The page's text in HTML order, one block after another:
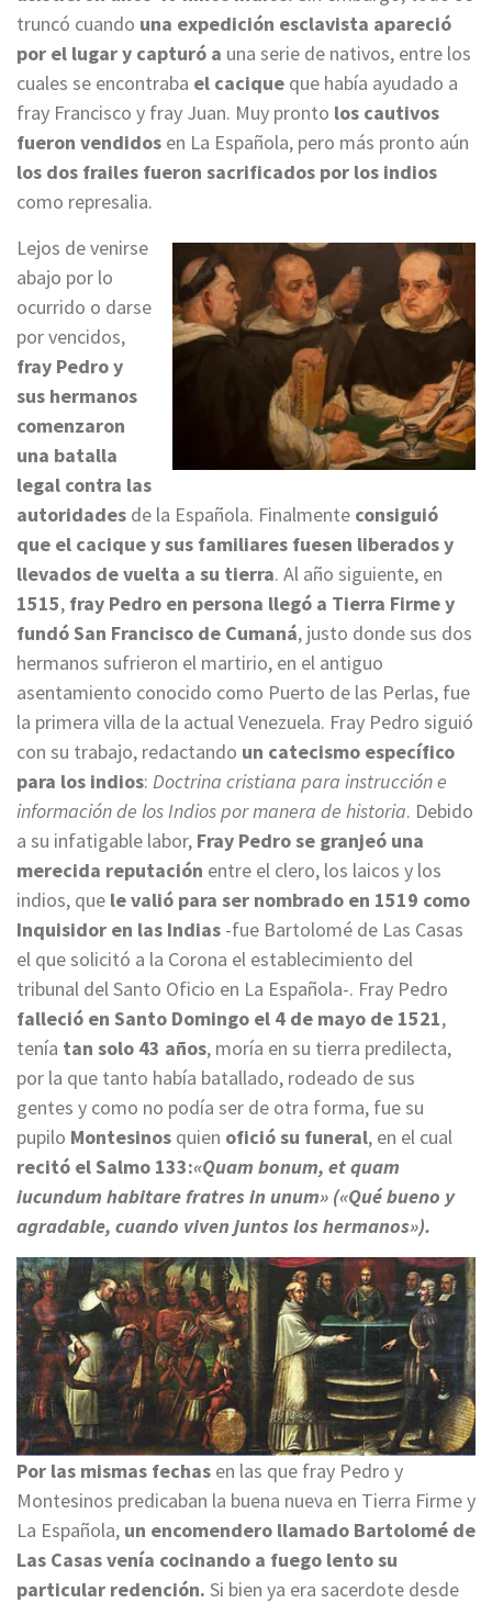
truncó cuando una expedición esclavista apareció
por el lugar y capturó a una serie de nativos, entre los
cuales se encontraba el cacique que había ayudado a
fray Francisco y fray Juan. Muy pronto los cautivos
fueron vendidos en La Española, pero más pronto aún
los dos frailes fueron sacrificados por los indios
como represalia.
Lejos de venirse
abajo por lo
ocurrido o darse
por vencidos,
fray Pedro y
sus hermanos
comenzaron
una batalla
legal contra las
autoridades de la Española. Finalmente consiguió
que el cacique y sus familiares fuesen liberados y
llevados de vuelta a su tierra. Al año siguiente, en
1515, fray Pedro en persona llegó a Tierra Firme y
fundó San Francisco de Cumaná, justo donde sus dos
hermanos sufrieron el martirio, en el antiguo
asentamiento conocido como Puerto de las Perlas, fue
la primera villa de la actual Venezuela. Fray Pedro siguió
con su trabajo, redactando un catecismo específico
para los indios: Doctrina cristiana para instrucción e
información de los Indios por manera de historia. Debido
a su infatigable labor, Fray Pedro se granjeó una
merecida reputación entre el clero, los laicos y los
indios, que le valió para ser nombrado en 1519 como
Inquisidor en las Indias -fue Bartolomé de Las Casas
el que solicitó a la Corona el establecimiento del
tribunal del Santo Oficio en La Española-. Fray Pedro
falleció en Santo Domingo el 4 de mayo de 1521,
tenía tan solo 43 años, moría en su tierra predilecta,
por la que tanto había batallado, rodeado de sus
gentes y como no podía ser de otra forma, fue su
pupilo Montesinos quien ofició su funeral, en el cual
recitó el Salmo 133:«Quam bonum, et quam
iucundum habitare fratres in unum» («Qué bueno y
agradable, cuando viven juntos los hermanos»).
Por las mismas fechas en las que fray Pedro y
Montesinos predicaban la buena nueva en Tierra Firme y
La Española, un encomendero llamado Bartolomé de
Las Casas venía cocinando a fuego lento su
particular redención. Si bien ya era sacerdote desde